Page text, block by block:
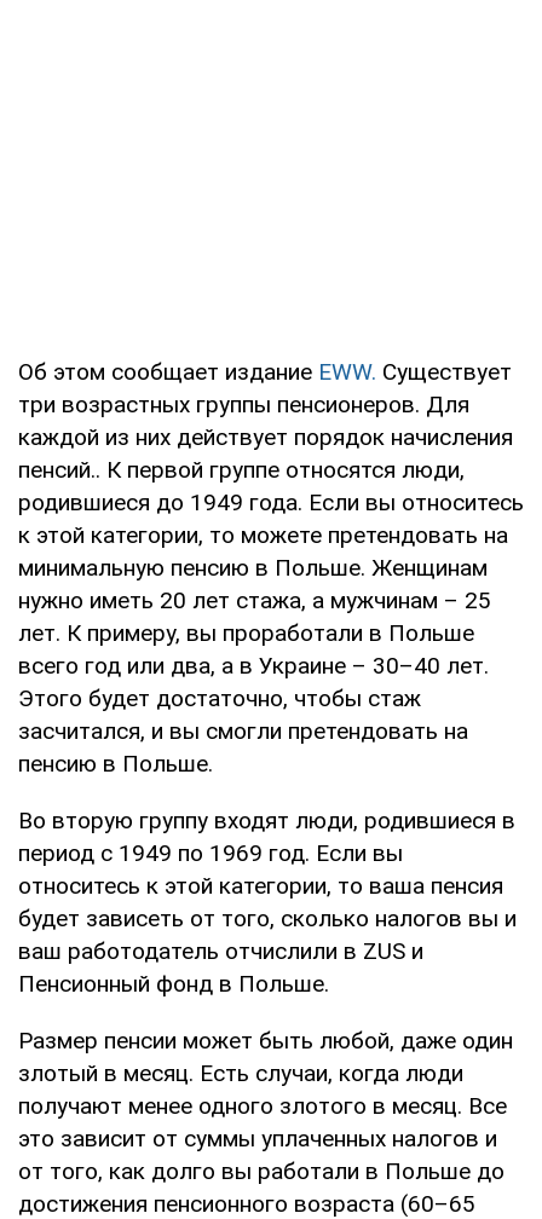
Об этом сообщает издание EWW. Существует
три возрастных группы пенсионеров. Для
каждой из них действует порядок начисления
пенсий.. К первой группе относятся люди,
родившиеся до 1949 года. Если вы относитесь
к этой категории, то можете претендовать на
минимальную пенсию в Польше. Женщинам
нужно иметь 20 лет стажа, а мужчинам – 25
лет. К примеру, вы проработали в Польше
всего год или два, а в Украине – 30–40 лет.
Этого будет достаточно, чтобы стаж
засчитался, и вы смогли претендовать на
пенсию в Польше.
Во вторую группу входят люди, родившиеся в
период с 1949 по 1969 год. Если вы
относитесь к этой категории, то ваша пенсия
будет зависеть от того, сколько налогов вы и
ваш работодатель отчислили в ZUS и
Пенсионный фонд в Польше.
Размер пенсии может быть любой, даже один
злотый в месяц. Есть случаи, когда люди
получают менее одного злотого в месяц. Все
это зависит от суммы уплаченных налогов и
от того, как долго вы работали в Польше до
достижения пенсионного возраста (60–65